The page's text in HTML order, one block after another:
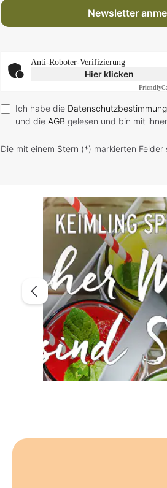
Newsletter
Anti-Roboter-Verifizierung
Hier klicken
Friendly
Ich habe die
und die AGB gelesen und bin mit
Die mit einem Stern (*) markierten Felder
Bildergalerie überspringen